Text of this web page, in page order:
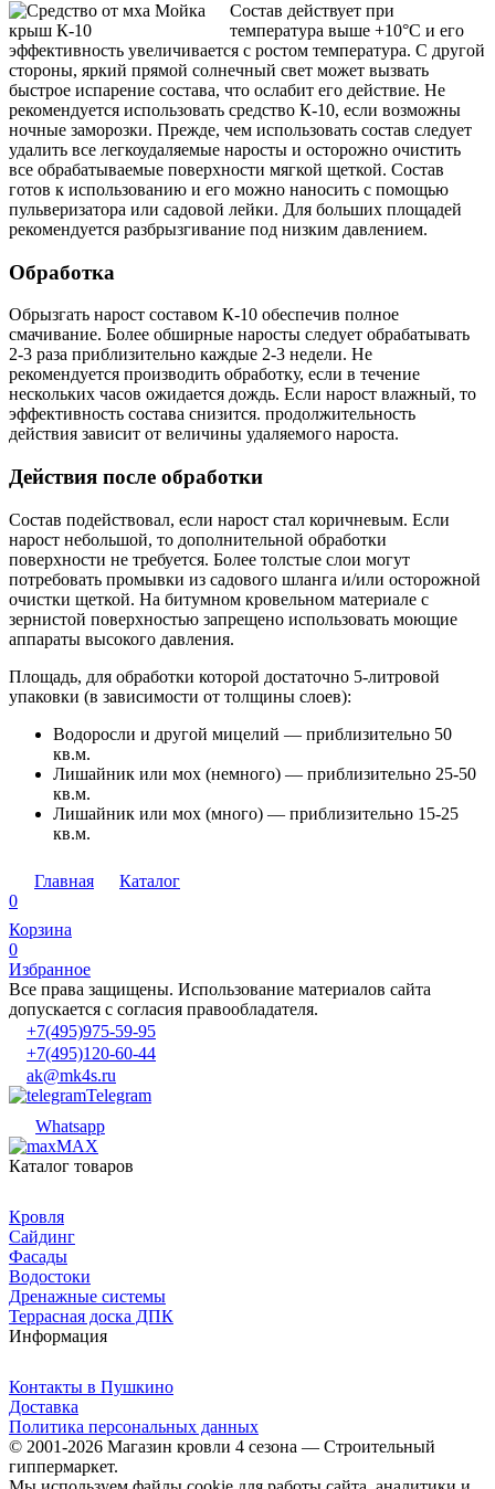
Состав действует при
температура выше +10°С и его
эффективность увеличивается с ростом температура. С другой
стороны, яркий прямой солнечный свет может вызвать
быстрое испарение состава, что ослабит его действие. Не
рекомендуется использовать средство К-10, если возможны
ночные заморозки. Прежде, чем использовать состав следует
удалить все легкоудаляемые наросты и осторожно очистить
все обрабатываемые поверхности мягкой щеткой. Состав
готов к использованию и его можно наносить с помощью
пульверизатора или садовой лейки. Для больших площадей
рекомендуется разбрызгивание под низким давлением.
Обработка
Обрызгать нарост составом К-10 обеспечив полное
смачивание. Более обширные наросты следует обрабатывать
2-3 раза приблизительно каждые 2-3 недели. Не
рекомендуется производить обработку, если в течение
нескольких часов ожидается дождь. Если нарост влажный, то
эффективность состава снизится. продолжительность
действия зависит от величины удаляемого нароста.
Действия после обработки
Состав подействовал, если нарост стал коричневым. Если
нарост небольшой, то дополнительной обработки
поверхности не требуется. Более толстые слои могут
потребовать промывки из садового шланга и/или осторожной
очистки щеткой. На битумном кровельном материале с
зернистой поверхностью запрещено использовать моющие
аппараты высокого давления.
Площадь, для обработки которой достаточно 5-литровой
упаковки (в зависимости от толщины слоев):
Водоросли и другой мицелий — приблизительно 50
кв.м.
Лишайник или мох (немного) — приблизительно 25-50
кв.м.
Лишайник или мох (много) — приблизительно 15-25
кв.м.
Главная
Каталог
0
Корзина
0
Избранное
Все права защищены. Использование материалов сайта
допускается с согласия правообладателя.
+7(495)975-59-95
+7(495)120-60-44
ak@mk4s.ru
Telegram
Whatsapp
MAX
Каталог товаров
Кровля
Сайдинг
Фасады
Водостоки
Дренажные системы
Террасная доска ДПК
Информация
Контакты в Пушкино
Доставка
Политика персональных данных
© 2001-2026 Магазин кровли 4 сезона — Строительный
гиппермаркет.